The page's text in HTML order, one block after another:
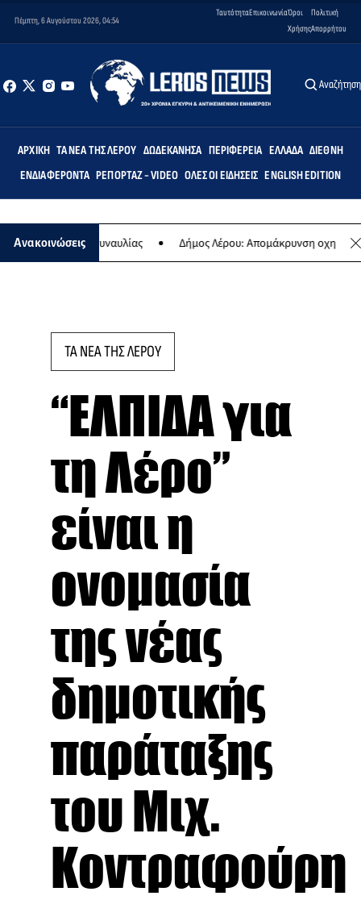
Πέμπτη, 6 Αυγούστου 2026, 04:54
ΤαυτότηταΕπικοινωνίαΌροι
Χρήσης
Πολιτική
Απορρήτου
Αναζήτηση
ΑΡΧΙΚΉ ΤΑ ΝΈΑ ΤΗΣ ΛΈΡΟΥ ΔΩΔΕΚΆΝΗΣΑ ΠΕΡΙΦΈΡΕΙΑ ΕΛΛΆΔΑ ΔΙΕΘΝΉ
ΕΝΔΙΑΦΈΡΟΝΤΑ ΡΕΠΟΡΤΆΖ - VIDEO ΌΛΕΣ ΟΙ ΕΙΔΉΣΕΙΣ ENGLISH EDITION
Ανακοινώσεις
της ετήσιας συναυλίας Δήμος Λέρου: Απομάκρυνση οχημάτων
ΤΑ ΝΕΑ ΤΗΣ ΛΕΡΟΥ
“ΕΛΠΙΔΑ για
τη Λέρο”
είναι η
ονομασία
της νέας
δημοτικής
παράταξης
του Μιχ.
Κοντραφούρη